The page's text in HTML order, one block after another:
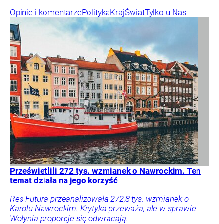
Opinie i komentarzePolitykaKrajŚwiatTylko u Nas
Prześwietlili 272 tys. wzmianek o Nawrockim. Ten
temat działa na jego korzyść
Res Futura przeanalizowała 272,8 tys. wzmianek o
Karolu Nawrockim. Krytyka przeważa, ale w sprawie
Wołynia proporcje się odwracają.